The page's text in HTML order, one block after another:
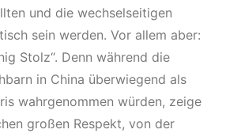
und die wechselseitigen
sein werden. Vor allem aber:
Stolz“. Denn während die
in China überwiegend als
wahrgenommen würden, zeige
großen Respekt, von der